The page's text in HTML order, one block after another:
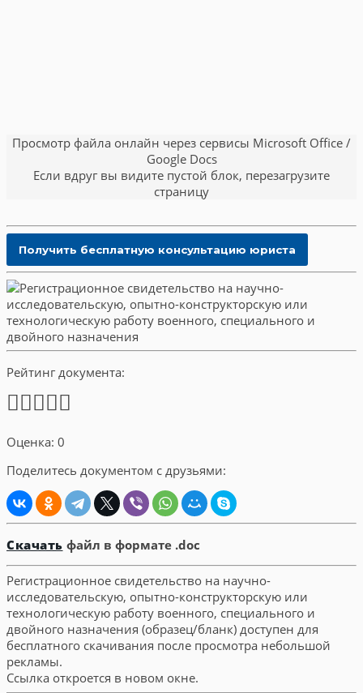
Просмотр файла онлайн через сервисы Microsoft Office /
Google Docs
Если вдруг вы видите пустой блок, перезагрузите
страницу
Рейтинг документа:
Оценка: 0
Поделитесь документом с друзьями:
Скачать файл в формате .doc
Регистрационное свидетельство на научно-
исследовательскую, опытно-конструкторскую или
технологическую работу военного, специального и
двойного назначения (образец/бланк) доступен для
бесплатного скачивания после просмотра небольшой
рекламы.
Ссылка откроется в новом окне.